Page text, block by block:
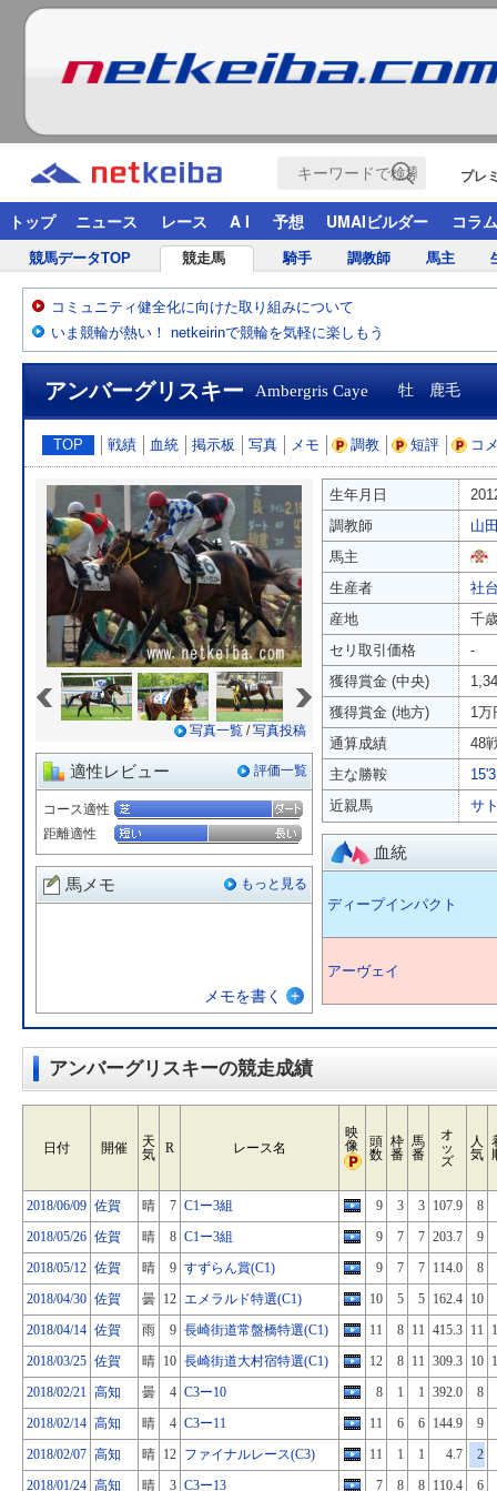
プレ
トップ ニュース レース A I 予想 UMAIビルダー コラム
競馬データTOP 競走馬 騎手 調教師 馬主
コミュニティ健全化に向けた取り組みについて
いま競輪が熱い！ netkeirinで競輪を気軽に楽しもう
アンバーグリスキー Ambergris Caye 牡 鹿毛
TOP 戦績 血統 掲示板 写真 メモ 調教 短評 コ
写真一覧 /写真投稿
適性レビュー 評価一覧
コース適性
距離適性
馬メモ もっと見る
メモを書く
生年月日
調教師
山
馬主
生産者
社
産地
千
セリ取引価格
-
獲得賞金 (中央)
獲得賞金 (地方)
1万
通算成績
48
主な勝鞍
近親馬
サ
血統
ディープインパクト
アーヴェイ
アンバーグリスキーの競走成績
日付 開催
天
気
R レース名
映
像
頭
数
枠
番
馬
番
オ
ッ
ズ
人
気
2018/06/09 佐賀 晴 7 C1ー3組 9 3 3 107.9
8
2018/05/26 佐賀 晴 8 C1ー3組 9 7 7 203.7
9
2018/05/12 佐賀 晴 9 すずらん賞(C1) 9 7 7 114.0
8
2018/04/30 佐賀 曇 12 エメラルド特選(C1) 10 5 5 162.4 10
2018/04/14 佐賀 雨 9 長崎街道常盤橋特選(C1) 11 8 11 415.3 11
2018/03/25 佐賀 晴 10 長崎街道大村宿特選(C1) 12 8 11 309.3 10
2018/02/21 高知 曇 4 C3ー10 8 1 1 392.0
8
2018/02/14 高知 晴 4 C3ー11 11 6 6 144.9
9
2018/02/07 高知 晴 12 ファイナルレース(C3) 11 1 1 4.7
2
2018/01/24 高知 晴 3 C3ー13 7 8 8 110.4
6